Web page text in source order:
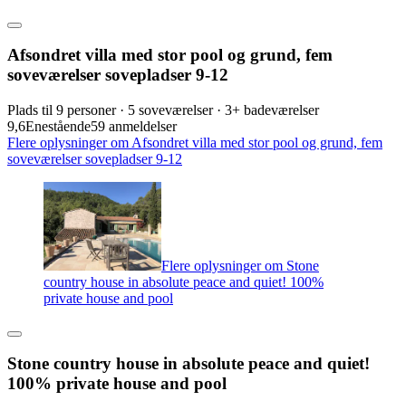
Afsondret villa med stor pool og grund, fem
soveværelser sovepladser 9-12
Plads til 9 personer · 5 soveværelser · 3+ badeværelser
9,6Enestående59 anmeldelser
Flere oplysninger om Afsondret villa med stor pool og grund, fem
soveværelser sovepladser 9-12
Flere oplysninger om Stone
country house in absolute peace and quiet! 100%
private house and pool
Stone country house in absolute peace and quiet!
100% private house and pool